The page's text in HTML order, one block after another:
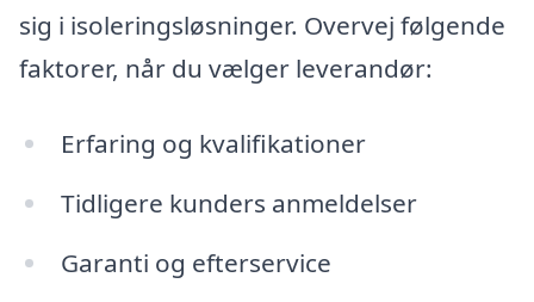
sig i isoleringsløsninger. Overvej følgende
faktorer, når du vælger leverandør:
Erfaring og kvalifikationer
Tidligere kunders anmeldelser
Garanti og efterservice